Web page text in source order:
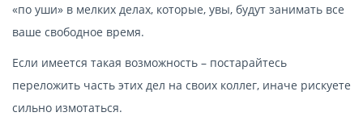
«по уши» в мелких делах, которые, увы, будут занимать все
ваше свободное время.
Если имеется такая возможность – постарайтесь
переложить часть этих дел на своих коллег, иначе рискуете
сильно измотаться.